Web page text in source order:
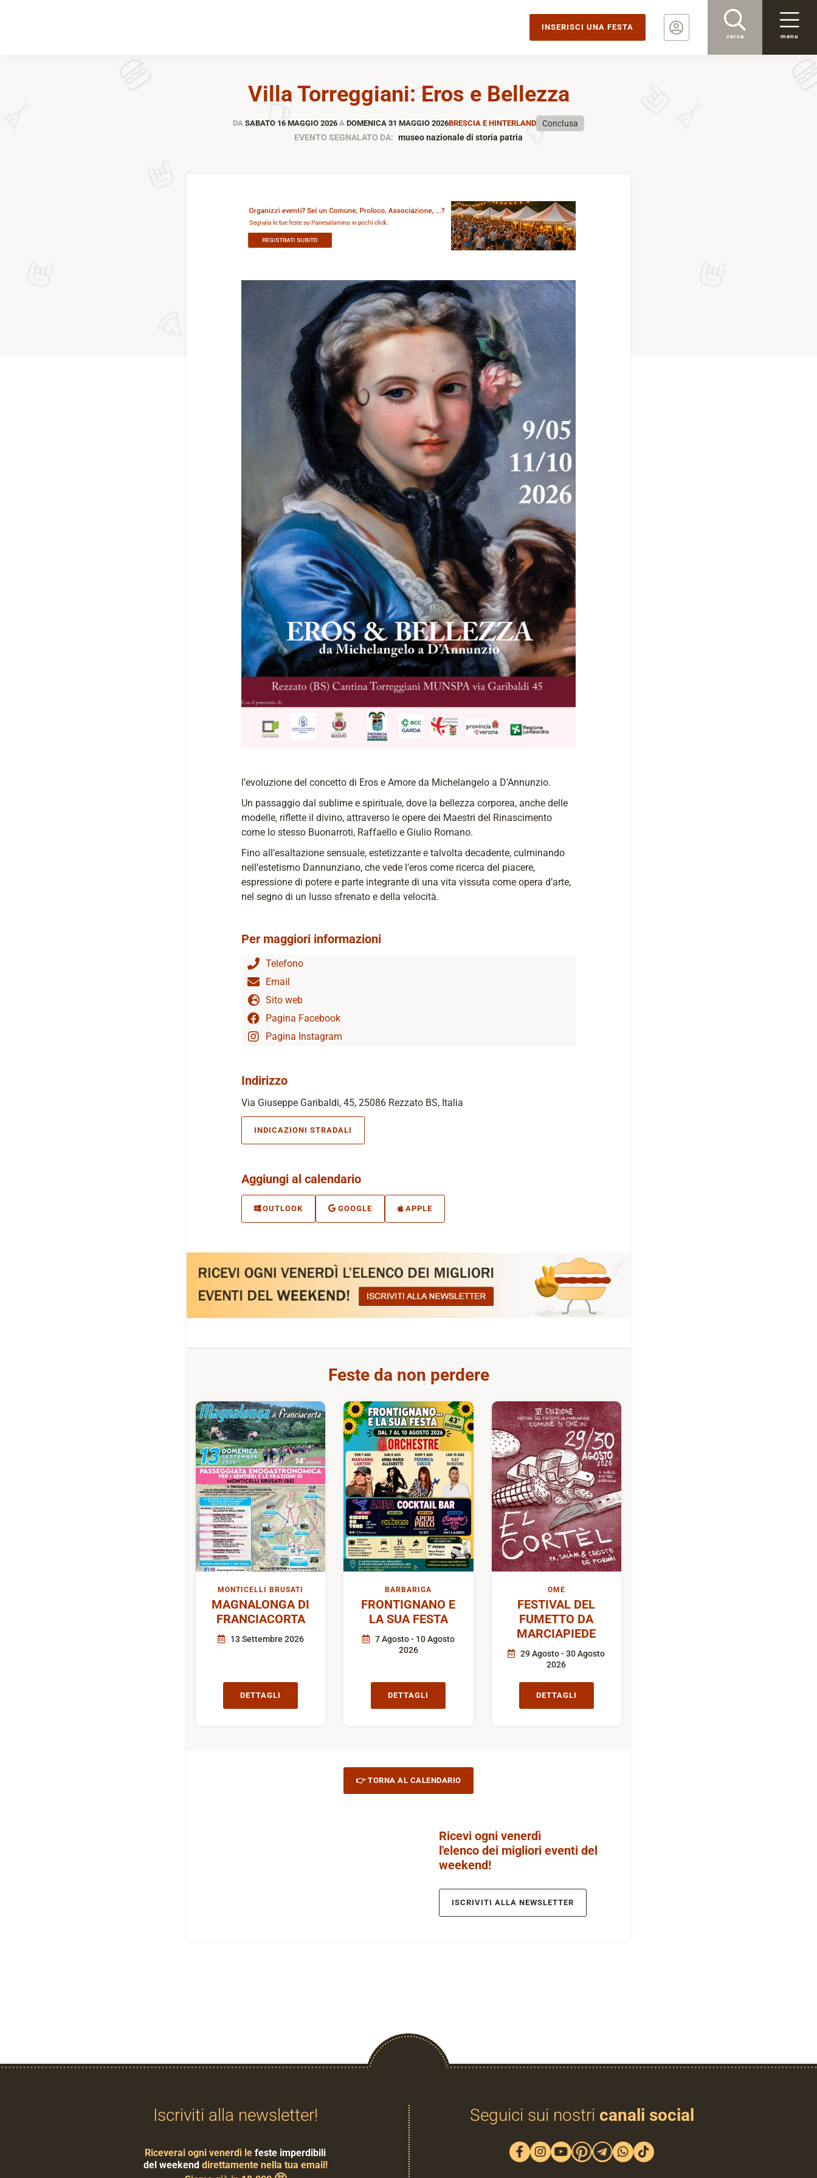
INSERISCI UNA FESTA
cerca menu
Villa Torreggiani: Eros e Bellezza
DA SABATO 16 MAGGIO 2026A DOMENICA 31 MAGGIO 2026BRESCIA E HINTERLAND
Conclusa
EVENTO SEGNALATO DA: museo nazionale di storia patria
l’evoluzione del concetto di Eros e Amore da Michelangelo a D’Annunzio.
Un passaggio dal sublime e spirituale, dove la bellezza corporea, anche delle
modelle, riflette il divino, attraverso le opere dei Maestri del Rinascimento
come lo stesso Buonarroti, Raffaello e Giulio Romano.
Fino all’esaltazione sensuale, estetizzante e talvolta decadente, culminando
nell’estetismo Dannunziano, che vede l’eros come ricerca del piacere,
espressione di potere e parte integrante di una vita vissuta come opera d’arte,
nel segno di un lusso sfrenato e della velocità.
Per maggiori informazioni
Telefono
Email
Sito web
Pagina Facebook
Pagina Instagram
Indirizzo
Via Giuseppe Garibaldi, 45, 25086 Rezzato BS, Italia
INDICAZIONI STRADALI
Aggiungi al calendario
OUTLOOK GOOGLE APPLE
Feste da non perdere
MONTICELLI BRUSATI
MAGNALONGA DI
FRANCIACORTA
13 Settembre 2026
DETTAGLI
BARBARIGA
FRONTIGNANO E
LA SUA FESTA
7 Agosto - 10 Agosto
2026
DETTAGLI
OME
FESTIVAL DEL
FUMETTO DA
MARCIAPIEDE
29 Agosto - 30 Agosto
2026
DETTAGLI
👉 TORNA AL CALENDARIO
Ricevi ogni venerdì
l'elenco dei migliori eventi del
weekend!
ISCRIVITI ALLA NEWSLETTER
Iscriviti alla newsletter!
Riceverai ogni venerdì le feste imperdibili
del weekenddirettamente nella tua email!
Seguici sui nostri canali social